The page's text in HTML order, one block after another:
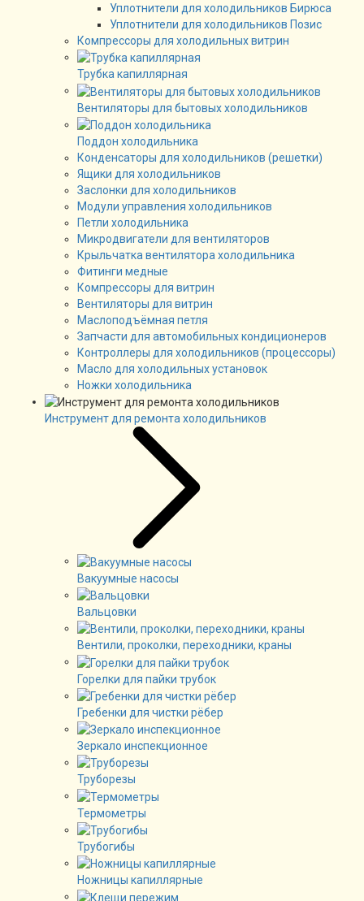
Уплотнители для холодильников Бирюса
Уплотнители для холодильников Позис
Компрессоры для холодильных витрин
Трубка капиллярная
Вентиляторы для бытовых холодильников
Поддон холодильника
Конденсаторы для холодильников (решетки)
Ящики для холодильников
Заслонки для холодильников
Модули управления холодильников
Петли холодильника
Микродвигатели для вентиляторов
Крыльчатка вентилятора холодильника
Фитинги медные
Компрессоры для витрин
Вентиляторы для витрин
Маслоподъёмная петля
Запчасти для автомобильных кондиционеров
Контроллеры для холодильников (процессоры)
Масло для холодильных установок
Ножки холодильника
Инструмент для ремонта холодильников
Вакуумные насосы
Вальцовки
Вентили, проколки, переходники, краны
Горелки для пайки трубок
Гребенки для чистки рёбер
Зеркало инспекционное
Труборезы
Термометры
Трубогибы
Ножницы капиллярные